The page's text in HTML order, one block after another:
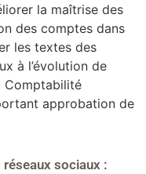
la maîtrise des
des comptes dans
les textes des
à l’évolution de
Comptabilité
approbation de
sociaux :